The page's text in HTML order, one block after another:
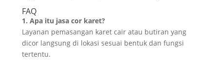
FAQ
1. Apa itu jasa cor karet?
Layanan pemasangan karet cair atau butiran yang
dicor langsung di lokasi sesuai bentuk dan fungsi
tertentu.